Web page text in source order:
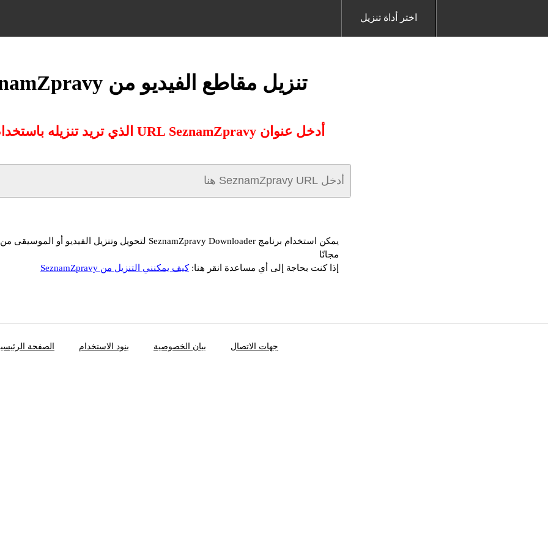
اختر أداة تنزيل
تنزيل مقاطع الفيديو من SeznamZpravy
أدخل عنوان URL SeznamZpravy الذي تريد تنزيله باستخدام محولنا:
مجانًا
إذا كنت بحاجة إلى أي مساعدة انقر هنا:كيف يمكنني التنزيل من SeznamZpravy
الصفحة بنود الاستخدام بيان الخصوصية جهات الاتصال